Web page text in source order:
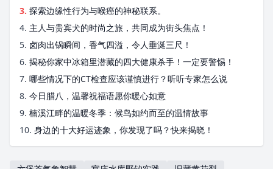
3. 探索边缘性行为与喉癌的神秘联系。
4. 主人与贵宾犬的时尚之旅，共同成为街头焦点！
5. 卤肉出锅瞬间，香气四溢，令人垂涎三尺！
6. 揭秘你家中冰箱里潜藏的四大健康杀手！一定要警惕！
7. 哪些情况下的CT检查应该谨慎进行？听听专家怎么说
8. 今日腊八，温馨祝福语愿你暖心如意
9. 楠溪江畔的温暖冬季：候鸟如约而至的温情故事
10. 身边的十大好运迹象，你发现了吗？快来揭晓！